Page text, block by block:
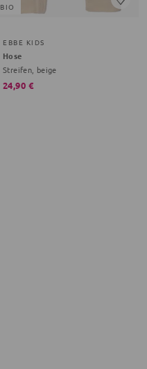
BIO
EBBE KIDS
Hose
Streifen, beige
24,90 €